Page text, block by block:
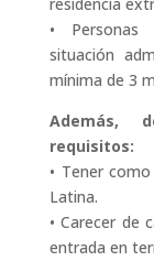
• Personas
situación
mínima de 3
Además,
requisitos:
• Tener
Latina.
• Carecer de
entrada en